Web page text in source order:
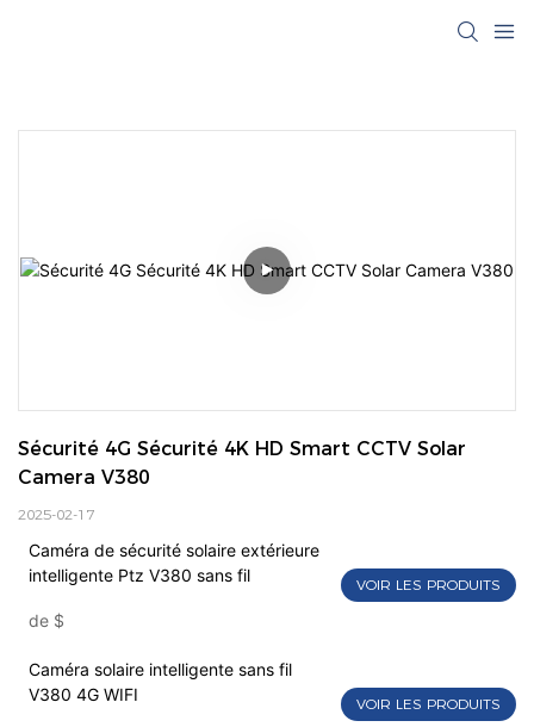
Sécurité 4G Sécurité 4K HD Smart CCTV Solar
Camera V380
2025-02-17
Caméra de sécurité solaire extérieure
intelligente Ptz V380 sans fil
de $
VOIR LES PRODUITS
Caméra solaire intelligente sans fil
V380 4G WIFI
VOIR LES PRODUITS